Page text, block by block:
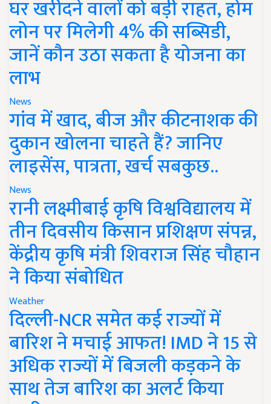
घर खरीदने वालों को बड़ी राहत, होम
लोन पर मिलेगी 4% की सब्सिडी,
जानें कौन उठा सकता है योजना का
लाभ
News
गांव में खाद, बीज और कीटनाशक की
दुकान खोलना चाहते हैं? जानिए
लाइसेंस, पात्रता, खर्च सबकुछ..
News
रानी लक्ष्मीबाई कृषि विश्वविद्यालय में
तीन दिवसीय किसान प्रशिक्षण संपन्न,
केंद्रीय कृषि मंत्री शिवराज सिंह चौहान
ने किया संबोधित
Weather
दिल्ली-NCR समेत कई राज्यों में
बारिश ने मचाई आफत! IMD ने 15 से
अधिक राज्यों में बिजली कड़कने के
साथ तेज बारिश का अलर्ट किया